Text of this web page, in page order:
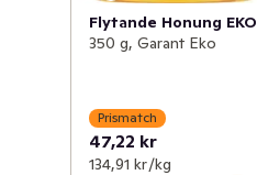
Flytande Honung EKO
350 g, Garant Eko
Prismatch
47,22 kr
134,91 kr /kg